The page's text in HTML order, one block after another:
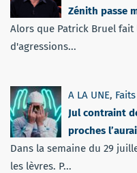
Zénith passe
Alors que Patrick Bruel
d'agressions...
A LA UNE,
Jul contraint
proches
Dans la semaine du 29
les lèvres. P...